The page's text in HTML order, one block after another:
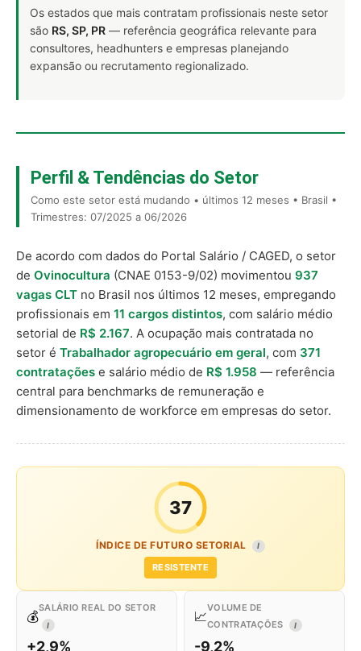
Os estados que mais contratam profissionais neste setor
são RS, SP, PR — referência geográfica relevante para
consultores, headhunters e empresas planejando
expansão ou recrutamento regionalizado.
Perfil & Tendências do Setor
Como este setor está mudando • últimos 12 meses • Brasil •
Trimestres: 07/2025 a 06/2026
De acordo com dados do Portal Salário / CAGED, o setor
de Ovinocultura (CNAE 0153-9/02) movimentou 937
vagas CLT no Brasil nos últimos 12 meses, empregando
profissionais em 11 cargos distintos, com salário médio
setorial de R$ 2.167. A ocupação mais contratada no
setor é Trabalhador agropecuário em geral, com 371
contratações e salário médio de R$ 1.958 — referência
central para benchmarks de remuneração e
dimensionamento de workforce em empresas do setor.
37
ÍNDICE DE FUTURO SETORIAL I
RESISTENTE
💰
SALÁRIO REAL DO SETOR
I
+2,9%
📈
VOLUME DE
CONTRATAÇÕES
I
-9,2%